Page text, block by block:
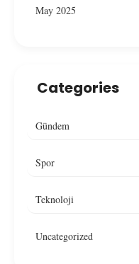
May 2025
Categories
Gündem
Spor
Teknoloji
Uncategorized